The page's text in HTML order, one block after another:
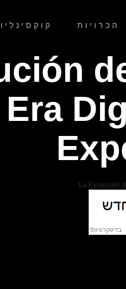
הכרויות
La Evolución